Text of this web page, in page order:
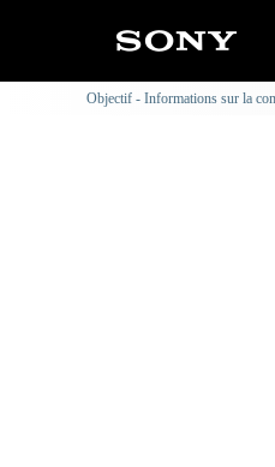
Objectif - Informations sur la